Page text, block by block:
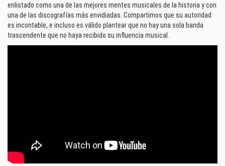
enlistado como una de las mejores mentes musicales de la historia y con
una de las discografías más envidiadas. Compartimos que su autoridad
es incontable, e incluso es válido plantear que no hay una sola banda
trascendente que no haya recibido su influencia musical.